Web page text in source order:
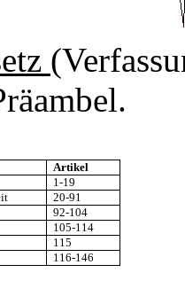
Artikel
1-19
20-91
92-104
105-114
115
116-146